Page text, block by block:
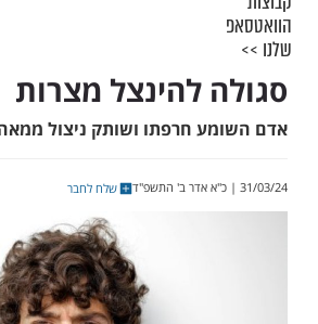
להינצל מצרות
חרפתו ושותק ניצול ממאה צרות
שלח לחבר